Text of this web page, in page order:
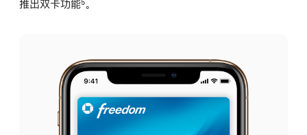
推出双卡功能5 。